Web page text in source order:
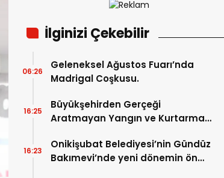
İlginizi Çekebilir
Geleneksel Ağustos Fuarı’nda
Madrigal Coşkusu.
06:26
Büyükşehirden Gerçeği
Aratmayan Yangın ve Kurtarma
16:25
Onikişubat Belediyesi’nin Gündüz
Bakımevi’nde yeni dönemin ön
16:23